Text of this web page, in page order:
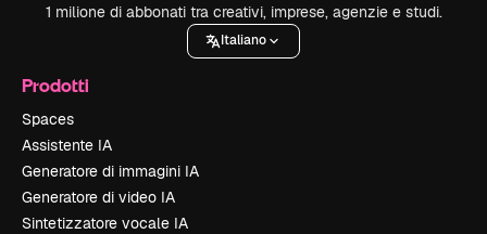
1 milione di abbonati tra creativi, imprese, agenzie e studi.
Italiano
Prodotti
Spaces
Assistente IA
Generatore di immagini IA
Generatore di video IA
Sintetizzatore vocale IA